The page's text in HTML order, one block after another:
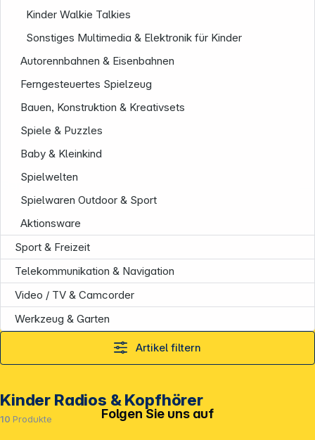
Kinder Walkie Talkies
Sonstiges Multimedia & Elektronik für Kinder
Autorennbahnen & Eisenbahnen
Ferngesteuertes Spielzeug
Bauen, Konstruktion & Kreativsets
Spiele & Puzzles
Baby & Kleinkind
Spielwelten
Spielwaren Outdoor & Sport
Aktionsware
Sport & Freizeit
Telekommunikation & Navigation
Video / TV & Camcorder
Werkzeug & Garten
Artikel filtern
Kinder Radios & Kopfhörer
10 Produkte
Service
Folgen Sie uns auf